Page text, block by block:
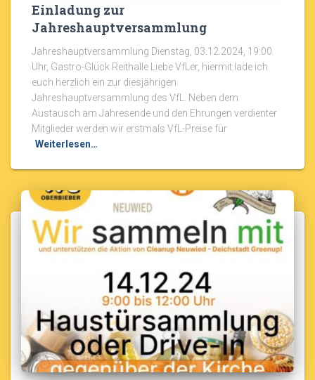
Einladung zur
Jahreshauptversammlung
Jahreshauptversammlung Dienstag, 03.12.2024, 19:00
Uhr, Gastro-Glück Reithalle Liebe VfLer, hiermit lade ich
euch herzlich ein zur diesjährigen
Jahreshauptversammlung des VfL. Neben dem
Austausch am Jahresende und den Ehrungen verdienter
Mitglieder werden wir erstmals VfL-Preise für
Weiterlesen…